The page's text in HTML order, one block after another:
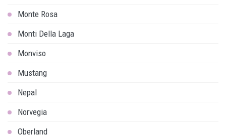
Monte Rosa
Monti Della Laga
Monviso
Mustang
Nepal
Norvegia
Oberland